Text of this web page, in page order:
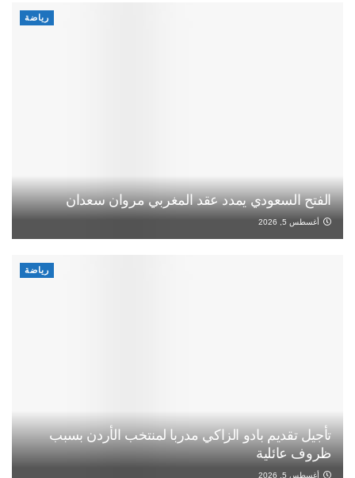
رياضة
الفتح السعودي يمدد عقد المغربي مروان سعدان
أغسطس 5, 2026
رياضة
تأجيل تقديم بادو الزاكي مدربا لمنتخب الأردن بسبب
ظروف عائلية
أغسطس 5, 2026